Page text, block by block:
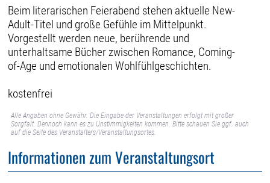
Beim literarischen Feierabend stehen aktuelle New-
Adult-Titel und große Gefühle im Mittelpunkt.
Vorgestellt werden neue, berührende und
unterhaltsame Bücher zwischen Romance, Coming-
of-Age und emotionalen Wohlfühlgeschichten.
kostenfrei
Alle Angaben ohne Gewähr. Die Eingabe der Veranstaltungen erfolgt mit großer
Sorgfalt. Dennoch kann es zu Unstimmigkeiten kommen. Bitte schauen Sie ggf. auch
auf die Seite des Veranstalters/Veranstaltungsortes.
Informationen zum Veranstaltungsort